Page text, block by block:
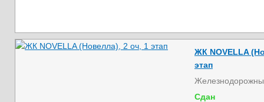
ЖК NOVELLA
этап
Сдан